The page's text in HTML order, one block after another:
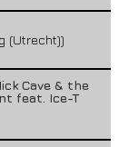
(Utrecht))
Cave & the
feat. Ice-T